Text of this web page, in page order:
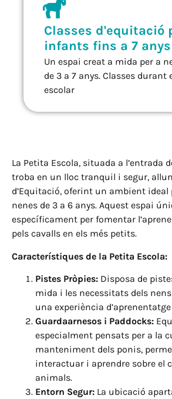
Classes d'equitació
infants fins a 7 anys
Un espai creat a mida per a
de 3 a 7 anys. Classes durant
escolar
La Petita Escola, situada a l’entrada
troba en un lloc tranquil i segur,
d’Equitació, oferint un ambient ideal
nenes de 3 a 6 anys. Aquest espai
específicament per fomentar
pels cavalls en els més petits.
Característiques de la Petita Escola:
Pistes Pròpies: Disposa de
mida i les necessitats dels
una experiència
Guardaarnesos i Paddocks:
especialment pensats per a la
manteniment dels ponis,
interactuar i aprendre sobre el
animals.
Entorn Segur: La ubicació